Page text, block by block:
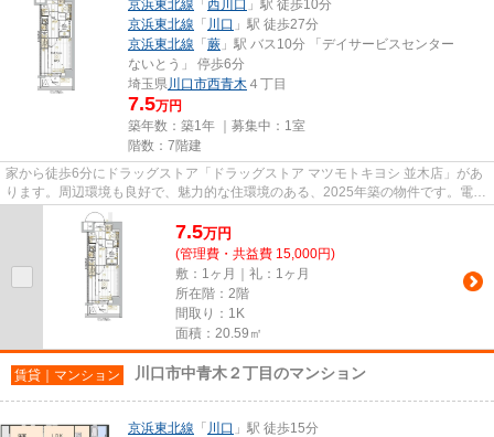
京浜東北線 「 西川口 」駅 徒歩10分
京浜東北線 「 川口 」駅 徒歩27分
京浜東北線 「 蕨 」駅 バス10分 「デイサービスセンター
ないとう」 停歩6分
埼玉県川口市西青木 ４丁目
7.5万円
築年数：築1年 ｜募集中： 1室
階数：7階建
家から徒歩6分にドラッグストア「ドラッグストア マツモトキヨシ 並木店」があ
ります。周辺環境も良好で、魅力的な住環境のある、2025年築の物件です。電車
移動の多い方に嬉しい駅から...
7.5万円
(管理費・共益費 15,000円)
敷：1ヶ月｜礼：1ヶ月
所在階：2階
間取り：1K
面積：20.59㎡
賃貸｜マンション 川口市中青木２丁目のマンション
京浜東北線 「 川口 」駅 徒歩15分